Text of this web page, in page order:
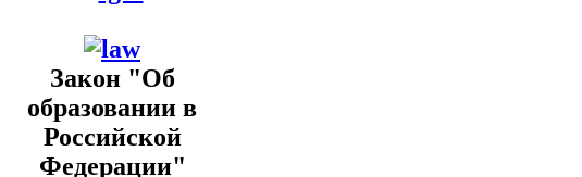
Закон "Об
образовании в
Российской
Федерации"